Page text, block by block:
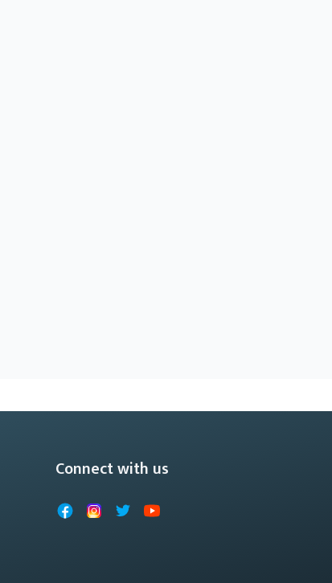
Connect with us
FacebookInstagram
X YouTube